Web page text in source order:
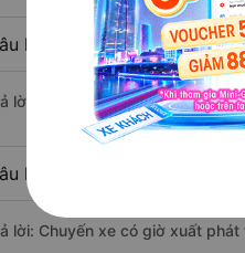
hỏi: Nhà xe đi Cẩm Phả -
lời: Chuyến xe có giờ xuất
hỏi: Nhà xe đi Ninh Bình
lời: Chuyến xe có giờ xuất